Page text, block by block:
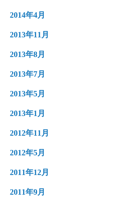
2014年4月
2013年11月
2013年8月
2013年7月
2013年5月
2013年1月
2012年11月
2012年5月
2011年12月
2011年9月